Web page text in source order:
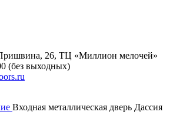
26, ТЦ «Миллион мелочей»
(без выходных)
Входная металлическая дверь Дассия